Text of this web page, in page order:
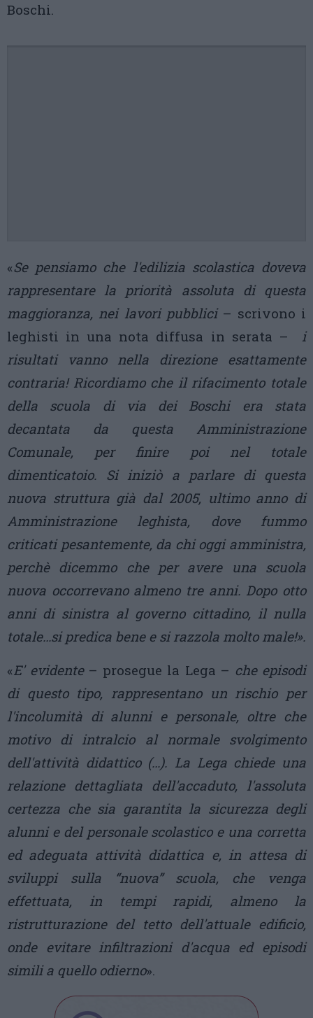
Boschi.
«Se pensiamo che l'edilizia scolastica doveva
rappresentare la priorità assoluta di questa
maggioranza, nei lavori pubblici– scrivono i
leghisti in una nota diffusa in serata –
i
risultati vanno nella direzione esattamente
contraria! Ricordiamo che il rifacimento totale
della scuola di via dei Boschi era stata
decantata da questa Amministrazione
Comunale, per finire poi nel totale
dimenticatoio. Si iniziò a parlare di questa
nuova struttura già dal 2005, ultimo anno di
Amministrazione leghista, dove fummo
criticati pesantemente, da chi oggi amministra,
perchè dicemmo che per avere una scuola
nuova occorrevano almeno tre anni. Dopo otto
anni di sinistra al governo cittadino, il nulla
totale…si predica bene e si razzola molto male!».
«E' evidente– prosegue la Lega – che episodi
di questo tipo, rappresentano un rischio per
l'incolumità di alunni e personale, oltre che
motivo di intralcio al normale svolgimento
dell'attività didattico (…). La Lega chiede una
relazione dettagliata dell'accaduto, l'assoluta
certezza che sia garantita la sicurezza degli
alunni e del personale scolastico e una corretta
ed adeguata attività didattica e, in attesa di
sviluppi sulla “nuova” scuola, che venga
effettuata, in tempi rapidi, almeno la
ristrutturazione del tetto dell'attuale edificio,
onde evitare infiltrazioni d'acqua ed episodi
simili a quello odierno».